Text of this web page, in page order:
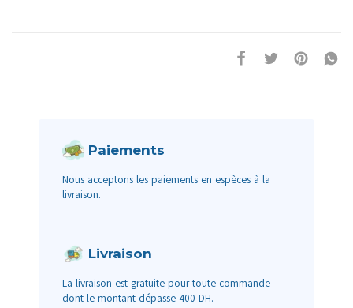
Paiements
Nous acceptons les paiements en espèces à la
livraison.
Livraison
La livraison est gratuite pour toute commande
dont le montant dépasse 400 DH.